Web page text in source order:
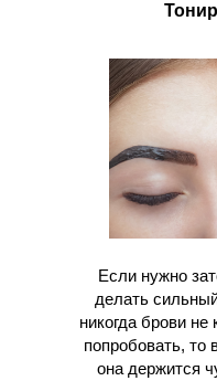
Если нужно
делать
никогда брови не
попробовать, то
она держится